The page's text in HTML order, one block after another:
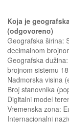
Koja je
(odgovoreno)
Geografska širina:
decimalnom
Geografska
brojnom sistemu
Nadmorska visina
Broj stanovnika
Digitalni model
Vremenska zona:
Internacionalni